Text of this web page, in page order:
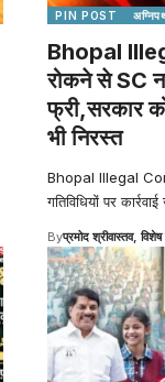
PIN POST
Bhopal
रोकने से SC
फ्री,सरकार
भी निरस्त
Bhopal Illegal
गतिविधियों पर कार्रवाई
Byप्रमोद श्रीवास्तव, विशेष